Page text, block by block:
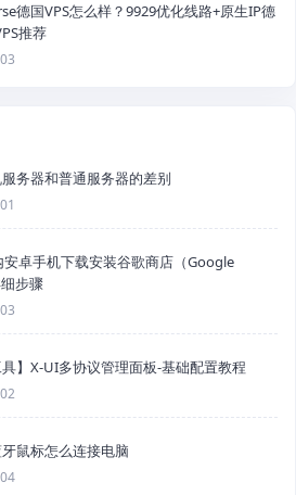
德国VPS怎么样？9929优化线路+原生IP德
推荐
务器和普通服务器的差别
安卓手机下载安装谷歌商店（Google
步骤
具】X-UI多协议管理面板-基础配置教程
鼠标怎么连接电脑